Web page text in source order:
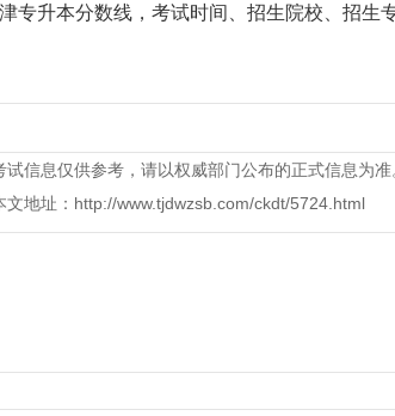
升本分数线，考试时间、招生院校、招生
信息仅供参考，请以权威部门公布的正式信息为准
文地址：http://www.tjdwzsb.com/ckdt/5724.html